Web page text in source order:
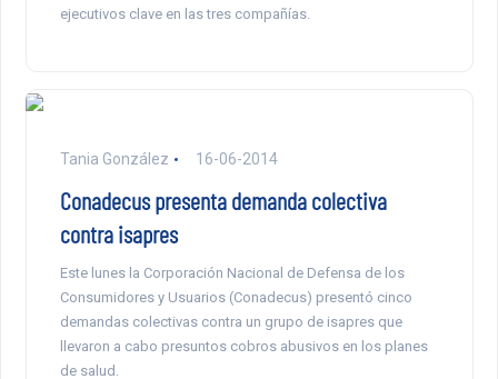
ejecutivos clave en las tres compañías.
Tania González 16-06-2014
Conadecus presenta demanda colectiva
contra isapres
Este lunes la Corporación Nacional de Defensa de los
Consumidores y Usuarios (Conadecus) presentó cinco
demandas colectivas contra un grupo de isapres que
llevaron a cabo presuntos cobros abusivos en los planes
de salud.